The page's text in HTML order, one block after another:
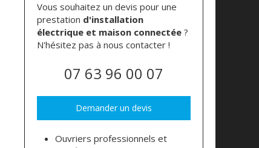
Vous souhaitez un devis pour une
prestation d'installation
électrique et maison connectée ?
N'hésitez pas à nous contacter !
07 63 96 00 07
Demander un devis
Ouvriers professionnels et